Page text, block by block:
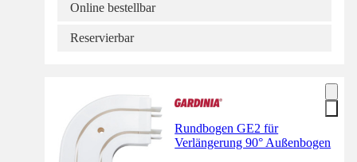
Online bestellbar
Reservierbar
Rundbogen GE2 für
Verlängerung 90° Außenbogen